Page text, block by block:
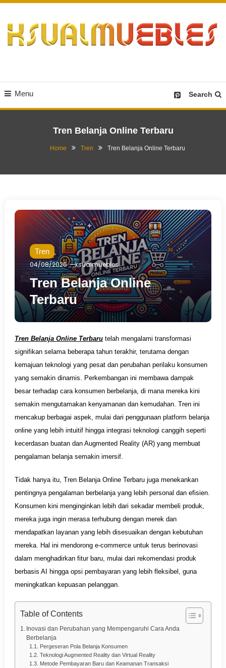
Content
Menu Search
Tren Belanja Online Terbaru
Home Tren Tren Belanja Online Terbaru
Tren
04/08/2026
ksualmuebles
Tren Belanja Online
Terbaru
Tren Belanja Online Terbarutelah mengalami transformasi
signifikan selama beberapa tahun terakhir, terutama dengan
kemajuan teknologi yang pesat dan perubahan perilaku konsumen
yang semakin dinamis. Perkembangan ini membawa dampak
besar terhadap cara konsumen berbelanja, di mana mereka kini
semakin mengutamakan kenyamanan dan kemudahan. Tren ini
mencakup berbagai aspek, mulai dari penggunaan platform belanja
online yang lebih intuitif hingga integrasi teknologi canggih seperti
kecerdasan buatan dan Augmented Reality (AR) yang membuat
pengalaman belanja semakin imersif.
Tidak hanya itu, Tren Belanja Online Terbaru juga menekankan
pentingnya pengalaman berbelanja yang lebih personal dan efisien.
Konsumen kini menginginkan lebih dari sekadar membeli produk,
mereka juga ingin merasa terhubung dengan merek dan
mendapatkan layanan yang lebih disesuaikan dengan kebutuhan
mereka. Hal ini mendorong e-commerce untuk terus berinovasi
dalam menghadirkan fitur baru, mulai dari rekomendasi produk
berbasis AI hingga opsi pembayaran yang lebih fleksibel, guna
meningkatkan kepuasan pelanggan.
Table of Contents
Inovasi dan Perubahan yang Mempengaruhi Cara Anda
Berbelanja
Pergeseran Pola Belanja Konsumen
Teknologi Augmented Reality dan Virtual Reality
Metode Pembayaran Baru dan Keamanan Transaksi